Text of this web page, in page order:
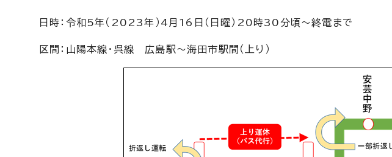
日時：令和5年（2023年）4月16日（日曜）20時30分頃～終電まで
区間：山陽本線・呉線 広島駅～海田市駅間（上り）